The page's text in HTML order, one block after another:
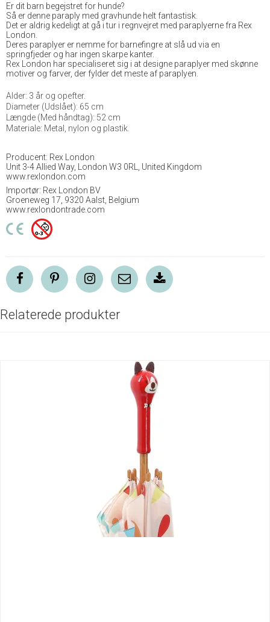
Er dit barn begejstret for hunde?
Så er denne paraply med gravhunde helt fantastisk.
Det er aldrig kedeligt at gå i tur i regnvejret med paraplyerne fra Rex
London.
Deres paraplyer er nemme for barnefingre at slå ud via en
springfjeder og har ingen skarpe kanter.
Rex London har specialiseret sig i at designe paraplyer med skønne
motiver og farver, der fylder det meste af paraplyen.
Alder: 3 år og opefter.
Diameter (Udslået): 65 cm
Længde (Med håndtag): 52 cm
Materiale: Metal, nylon og plastik.
Producent: Rex London
Unit 3-4 Allied Way, London W3 0RL, United Kingdom
www.rexlondon.com
Importør: Rex London BV
Groeneweg 17, 9320 Aalst, Belgium
www.rexlondontrade.com
Relaterede produkter